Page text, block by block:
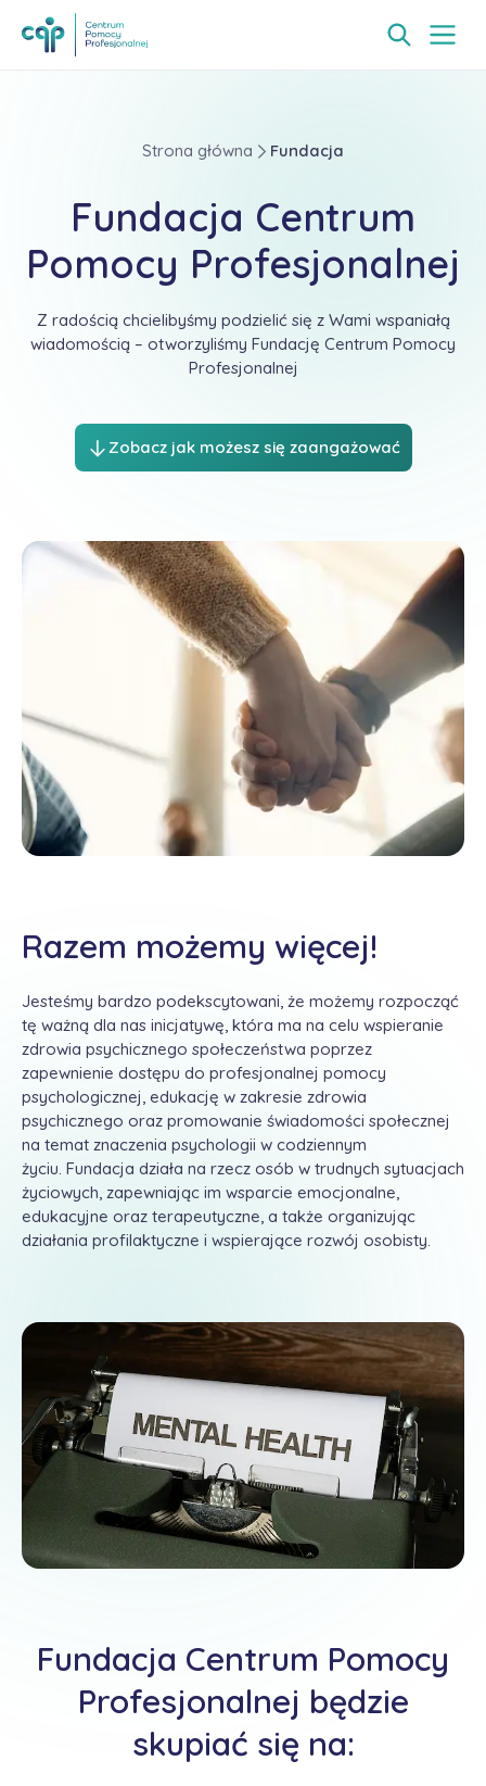
Strona główna Fundacja
Fundacja Centrum
Pomocy Profesjonalnej
Z radością chcielibyśmy podzielić się z Wami wspaniałą
wiadomością – otworzyliśmy Fundację Centrum Pomocy
Profesjonalnej
Zobacz jak możesz się zaangażować
Razem możemy więcej!
Jesteśmy bardzo podekscytowani, że możemy rozpocząć
tę ważną dla nas inicjatywę, która ma na celu wspieranie
zdrowia psychicznego społeczeństwa poprzez
zapewnienie dostępu do profesjonalnej pomocy
psychologicznej, edukację w zakresie zdrowia
psychicznego oraz promowanie świadomości społecznej
na temat znaczenia psychologii w codziennym
życiu. Fundacja działa na rzecz osób w trudnych sytuacjach
życiowych, zapewniając im wsparcie emocjonalne,
edukacyjne oraz terapeutyczne, a także organizując
działania profilaktyczne i wspierające rozwój osobisty.
Fundacja Centrum Pomocy
Profesjonalnej będzie
skupiać się na: